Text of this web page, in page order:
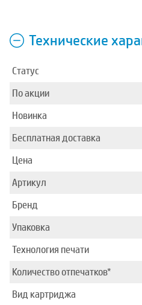
Технические
Статус
По акции
Новинка
Бесплатная доставка
Цена
Артикул
Бренд
Упаковка
Технология печати
Количество отпечатков*
Вид картриджа